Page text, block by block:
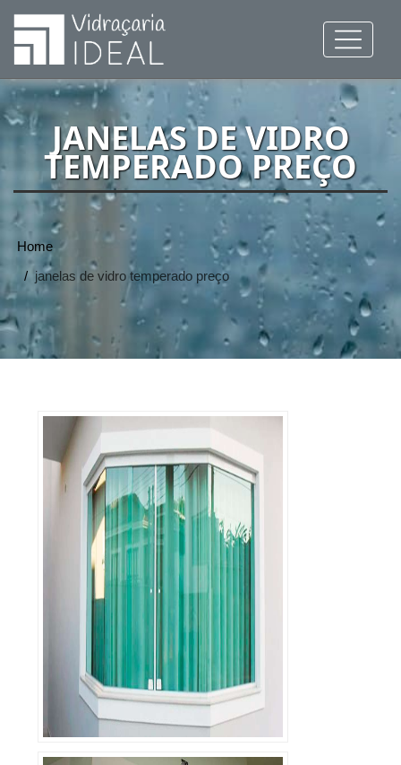
JANELAS DE VIDRO
TEMPERADO PREÇO
Home
janelas de vidro temperado preço